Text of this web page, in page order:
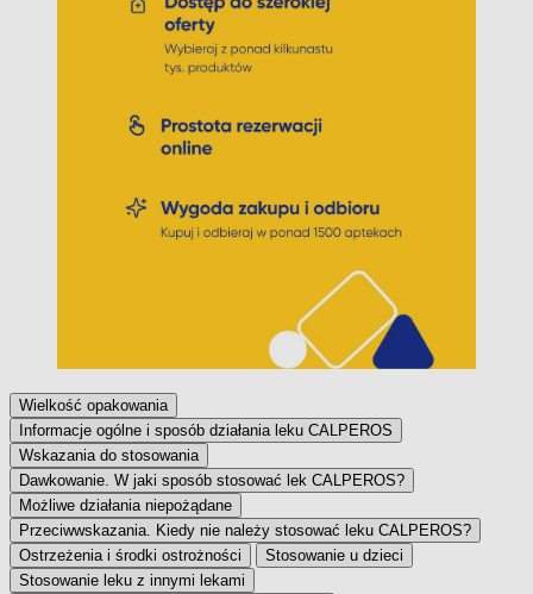
Wielkość opakowania
Informacje ogólne i sposób działania leku CALPEROS
Wskazania do stosowania
Dawkowanie. W jaki sposób stosować lek CALPEROS?
Możliwe działania niepożądane
Przeciwwskazania. Kiedy nie należy stosować leku CALPEROS?
Ostrzeżenia i środki ostrożności
Stosowanie u dzieci
Stosowanie leku z innymi lekami